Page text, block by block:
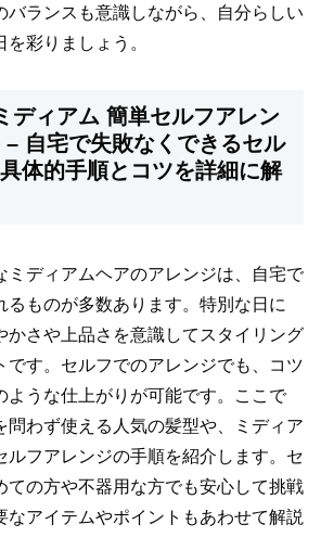
バランスも意識しながら、自分らしい
彩りましょう。
ディアム 簡単セルフアレン
– 自宅で失敗なくできるセル
体的手順とコツを詳細に解
ミディアムヘアのアレンジは、自宅で
るものが多数あります。特別な日に
かさや上品さを意識してスタイリング
です。セルフでのアレンジでも、コツ
ような仕上がりが可能です。ここで
問わず使える人気の髪型や、ミディア
ルフアレンジの手順を紹介します。セ
ての方や不器用な方でも安心して挑戦
なアイテムやポイントもあわせて解説